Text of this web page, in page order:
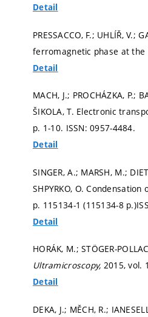
Detail
PRESSACCO, F.; UHLÍŘ, V.;
ferromagnetic phase at the
Detail
MACH, J.; PROCHÁZKA, P.;
ŠIKOLA, T. Electronic
p. 1-10. ISSN: 0957-4484.
Detail
SINGER, A.; MARSH, M.;
SHPYRKO, O.
p. 115134-1 (115134-8 p.)
Detail
HORÁK, M.; STÖGER-
Ultramicroscopy, 2015, vol.
Detail
DEKA, J.; MĚCH, R.;